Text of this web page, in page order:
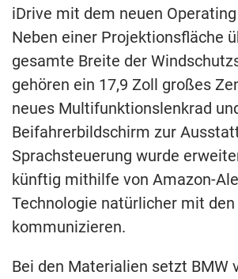
iDrive mit dem neuen
Neben einer Projektionsfläche
gesamte Breite der
gehören ein 17,9 Zoll großes
neues Multifunktionslenkrad
Beifahrerbildschirm zur
Sprachsteuerung wurde
künftig mithilfe von Amazon-
Technologie natürlicher mit den
kommunizieren.
Bei den Materialien setzt BMW